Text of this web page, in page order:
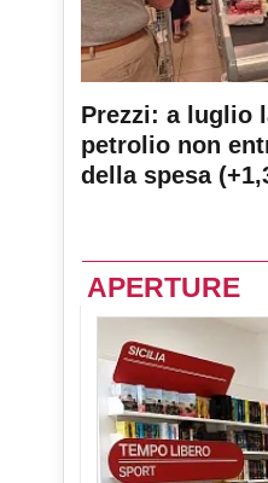
Prezzi: a luglio
petrolio non
della spesa
APERTURE